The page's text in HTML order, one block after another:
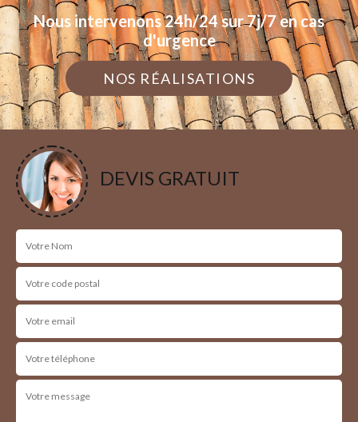
Nous intervenons 24h/24 sur 7j/7 en cas
d'urgence
NOS RÉALISATIONS
DEVIS GRATUIT